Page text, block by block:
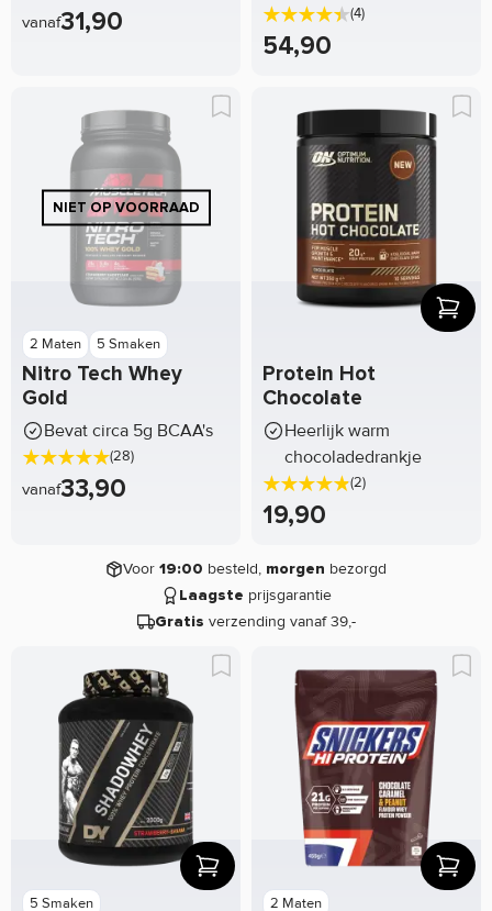
vanaf31,90 (4)
54,90
2 Maten 5 Smaken
Nitro Tech Whey
Gold
Bevat circa 5g BCAA's
(28)
vanaf33,90
Protein Hot
Chocolate
Heerlijk warm
chocoladedrankje
(2)
19,90
Voor 19:00 besteld, morgen bezorgd
Laagste prijsgarantie
Gratis verzending vanaf 39,-
5 Smaken 2 Maten